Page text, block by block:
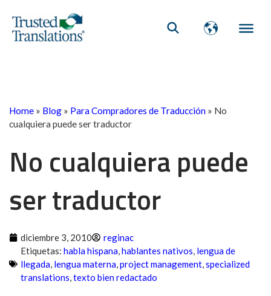
Home » Blog » Para Compradores de Traducción » No
cualquiera puede ser traductor
No cualquiera puede
ser traductor
diciembre 3, 2010
reginac
Etiquetas: habla hispana,hablantes nativos, lengua de
llegada, lengua materna,project management,specialized
translations,texto bien redactado